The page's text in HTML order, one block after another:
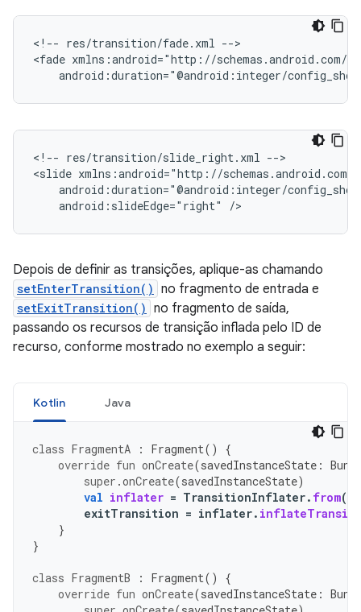
<!-- res/transition/fade.xml -->
<fade
<!-- res/transition/slide_right.xml -->
<slide
android:slideEdge="right"
Depois de definir as transições, aplique-as chamando
setEnterTransition() no fragmento de entrada e
setExitTransition() no fragmento de saída,
passando os recursos de transição inflada pelo ID de
recurso, conforme mostrado no exemplo a seguir:
Kotlin Java
class FragmentA : Fragment()
{
override fun onCreate(savedInstanceState :
super .onCreate(savedInstanceState)
val inflater = TransitionInflater. from(
exitTransition = inflater.
}
}
class FragmentB : Fragment()
{
override fun onCreate(savedInstanceState :